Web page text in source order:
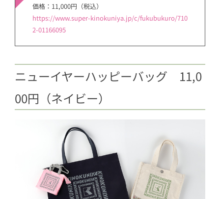
価格：11,000円（税込）
https://www.super-kinokuniya.jp/c/fukubukuro/710
2-01166095
ニューイヤーハッピーバッグ 11,0
00円（ネイビー）